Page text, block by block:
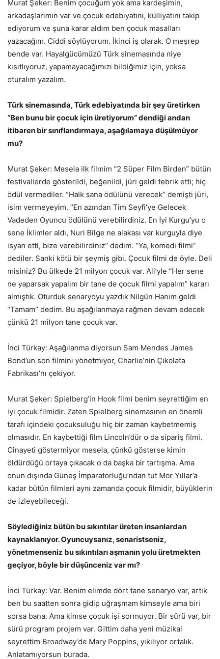
Murat Şeker: Benim çocuğum yok ama kardeşimin,
arkadaşlarımın var ve çocuk edebiyatını, külliyatını takip
ediyorum ve şuna karar aldım ben çocuk masalları
yazacağım. Ciddi söylüyorum. İkinci iş olarak. O meşrep
bende var. Hayalgücümüzü Türk sinemasında niye
kısıtlıyoruz, yapamayacağımızı bildiğimiz için, yoksa
oturalım yazalım.
Türk sinemasında, Türk edebiyatında bir şey üretirken
“Ben bunu bir çocuk için üretiyorum” dendiği andan
itibaren bir sınıflandırmaya, aşağılamaya düşülmüyor
mu?
Murat Şeker: Mesela ilk filmim “2 Süper Film Birden” bütün
festivallerde gösterildi, beğenildi, jüri geldi tebrik etti; hiç
ödül vermediler. “Halk sana ödülünü verecek” demişti jüri,
isim vermeyeyim. “En azından Tim Seyfi’ye Gelecek
Vadeden Oyuncu ödülünü verebilirdiniz. En İyi Kurgu’yu o
sene İklimler aldı, Nuri Bilge ne alakası var kurguyla diye
isyan etti, bize verebilirdiniz” dedim. “Ya, komedi filmi”
dediler. Sanki kötü bir şeymiş gibi. Çocuk filmi de öyle. Deli
misiniz? Bu ülkede 21 milyon çocuk var. Ali’yle “Her sene
ne yaparsak yapalım bir tane de çocuk filmi yapalım” kararı
almıştık. Oturduk senaryoyu yazdık Nilgün Hanım geldi
“Tamam” dedim. Bu aşağılanmaya rağmen devam edecek
çünkü 21 milyon tane çocuk var.
İnci Türkay: Aşağılanma diyorsun Sam Mendes James
Bond’un son filmini yönetmiyor, Charlie’nin Çikolata
Fabrikası’nı çekiyor.
Murat Şeker: Spielberg’in Hook filmi benim seyrettiğim en
iyi çocuk filmidir. Zaten Spielberg sinemasının en önemli
tarafı içindeki çocuksuluğu hiç bir zaman kaybetmemiş
olmasıdır. En kaybettiği film Lincoln’dür o da sipariş filmi.
Cinayeti göstermiyor mesela, çünkü gösterse kimin
öldürdüğü ortaya çıkacak o da başka bir tartışma. Ama
onun dışında Güneş İmparatorluğu’ndan tut Mor Yıllar’a
kadar bütün filmleri aynı zamanda çocuk filmidir, büyüklerin
de izleyebileceği.
Söylediğiniz bütün bu sıkıntılar üreten insanlardan
kaynaklanıyor. Oyuncuysanız, senaristseniz,
yönetmenseniz bu sıkıntıları aşmanın yolu üretmekten
geçiyor, böyle bir düşünceniz var mı?
İnci Türkay: Var. Benim elimde dört tane senaryo var, artık
ben bu saatten sonra gidip uğraşmam kimseyle ama biri
sorsa bana. Ama kimse çocuk işi sormuyor. Bir sürü var, bir
sürü program projem var. Gittim daha yeni müzikal
seyrettim Broadway’de Mary Poppins, yıkılıyor ortalık.
Anlatamıyorsun burada.